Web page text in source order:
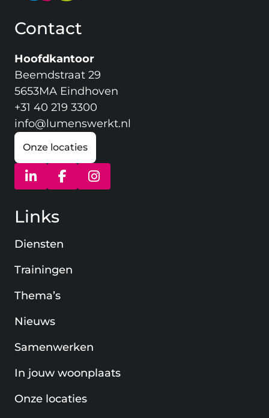
Contact
Hoofdkantoor
Beemdstraat 29
5653MA Eindhoven
+31 40 219 3300
info@lumenswerkt.nl
Onze locaties
(opent in nieuw venster)
(opent in nieuw venster)
(opent in nieuw venster)
Links
Diensten
Trainingen
Thema’s
Nieuws
Samenwerken
In jouw woonplaats
Onze locaties